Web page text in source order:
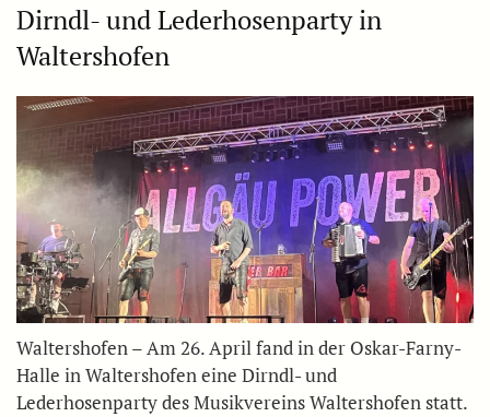
Dirndl- und Lederhosenparty in
Waltershofen
Waltershofen – Am 26. April fand in der Oskar-Farny-
Halle in Waltershofen eine Dirndl- und
Lederhosenparty des Musikvereins Waltershofen statt.